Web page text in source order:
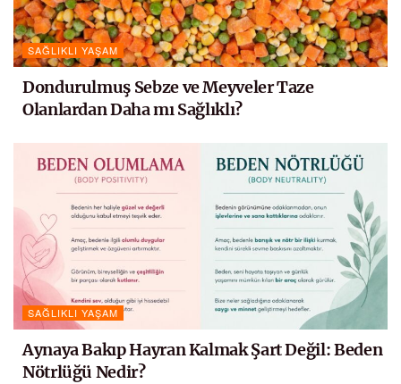
SAĞLIKLI YAŞAM
Dondurulmuş Sebze ve Meyveler Taze
Olanlardan Daha mı Sağlıklı?
SAĞLIKLI YAŞAM
Aynaya Bakıp Hayran Kalmak Şart Değil: Beden
Nötrlüğü Nedir?